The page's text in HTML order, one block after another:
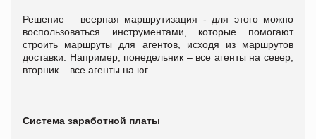
Решение – веерная маршрутизация - для этого можно
воспользоваться инструментами, которые помогают
строить маршруты для агентов, исходя из маршрутов
доставки. Например, понедельник – все агенты на север,
вторник – все агенты на юг.
Система заработной платы